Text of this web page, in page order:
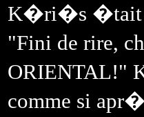
K�ri�s
"Fini de rire,
ORIENTAL!"
comme si